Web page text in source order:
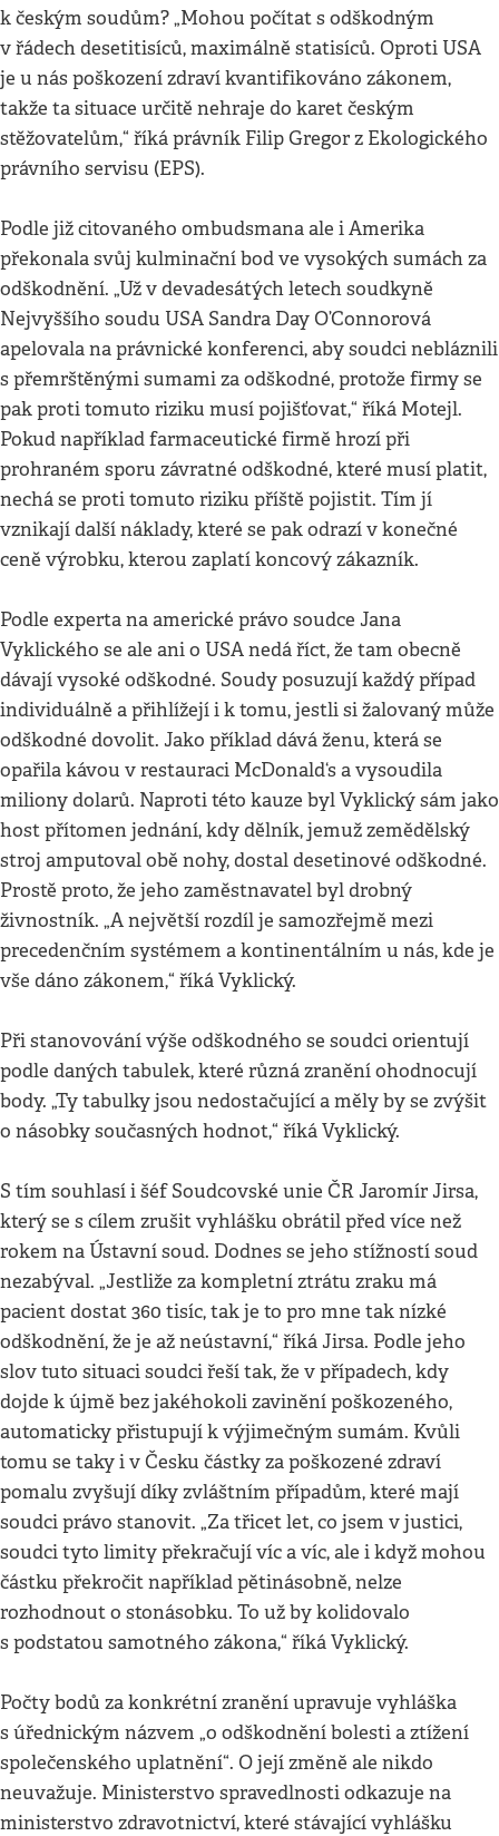
k českým soudům? „Mohou počítat s odškodným
v řádech desetitisíců, maximálně statisíců. Oproti USA
je u nás poškození zdraví kvantifikováno zákonem,
takže ta situace určitě nehraje do karet českým
stěžovatelům,“ říká právník Filip Gregor z Ekologického
právního servisu (EPS).
Podle již citovaného ombudsmana ale i Amerika
překonala svůj kulminační bod ve vysokých sumách za
odškodnění. „Už v devadesátých letech soudkyně
Nejvyššího soudu USA Sandra Day O’Connorová
apelovala na právnické konferenci, aby soudci nebláznili
s přemrštěnými sumami za odškodné, protože firmy se
pak proti tomuto riziku musí pojišťovat,“ říká Motejl.
Pokud například farmaceutické firmě hrozí při
prohraném sporu závratné odškodné, které musí platit,
nechá se proti tomuto riziku příště pojistit. Tím jí
vznikají další náklady, které se pak odrazí v konečné
ceně výrobku, kterou zaplatí koncový zákazník.
Podle experta na americké právo soudce Jana
Vyklického se ale ani o USA nedá říct, že tam obecně
dávají vysoké odškodné. Soudy posuzují každý případ
individuálně a přihlížejí i k tomu, jestli si žalovaný může
odškodné dovolit. Jako příklad dává ženu, která se
opařila kávou v restauraci McDonald‘s a vysoudila
miliony dolarů. Naproti této kauze byl Vyklický sám jako
host přítomen jednání, kdy dělník, jemuž zemědělský
stroj amputoval obě nohy, dostal desetinové odškodné.
Prostě proto, že jeho zaměstnavatel byl drobný
živnostník. „A největší rozdíl je samozřejmě mezi
precedenčním systémem a kontinentálním u nás, kde je
vše dáno zákonem,“ říká Vyklický.
Při stanovování výše odškodného se soudci orientují
podle daných tabulek, které různá zranění ohodnocují
body. „Ty tabulky jsou nedostačující a měly by se zvýšit
o násobky současných hodnot,“ říká Vyklický.
S tím souhlasí i šéf Soudcovské unie ČR Jaromír Jirsa,
který se s cílem zrušit vyhlášku obrátil před více než
rokem na Ústavní soud. Dodnes se jeho stížností soud
nezabýval. „Jestliže za kompletní ztrátu zraku má
pacient dostat 360 tisíc, tak je to pro mne tak nízké
odškodnění, že je až neústavní,“ říká Jirsa. Podle jeho
slov tuto situaci soudci řeší tak, že v případech, kdy
dojde k újmě bez jakéhokoli zavinění poškozeného,
automaticky přistupují k výjimečným sumám. Kvůli
tomu se taky i v Česku částky za poškozené zdraví
pomalu zvyšují díky zvláštním případům, které mají
soudci právo stanovit. „Za třicet let, co jsem v justici,
soudci tyto limity překračují víc a víc, ale i když mohou
částku překročit například pětinásobně, nelze
rozhodnout o stonásobku. To už by kolidovalo
s podstatou samotného zákona,“ říká Vyklický.
Počty bodů za konkrétní zranění upravuje vyhláška
s úřednickým názvem „o odškodnění bolesti a ztížení
společenského uplatnění“. O její změně ale nikdo
neuvažuje. Ministerstvo spravedlnosti odkazuje na
ministerstvo zdravotnictví, které stávající vyhlášku